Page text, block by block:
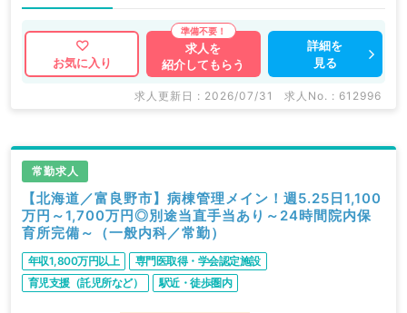
お気に入り
求人を
紹介してもらう
詳細を
見る
求人更新日 : 2026/07/31 求人No. : 612996
常勤求人
【北海道／富良野市】病棟管理メイン！週5.25日1,100
万円～1,700万円◎別途当直手当あり～24時間院内保
育所完備～（一般内科／常勤）
年収1,800万円以上
専門医取得・学会認定施設
育児支援（託児所など）
駅近・徒歩圏内